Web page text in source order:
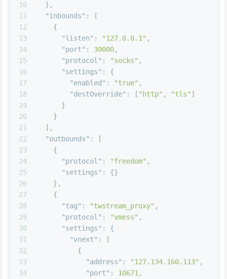
10
11
12
13
14
15
16
17
18
19
20
21
22
23
24
25
26
27
28
29
30
31
32
33
34
} ,
"inbounds" :
[
{
"listen" : "127.0.0.1" ,
"port" : 30000,
"protocol" : "socks" ,
"settings" :
{
"enabled" : "true" ,
"destOverride" : [ "http" , "tls" ]
}
}
] ,
"outbounds" :
[
{
"protocol" : "freedom" ,
"settings" : {}
} ,
{
"tag" : "twstream_proxy" ,
"protocol" : "vmess" ,
"settings" :
{
"vnext" :
[
{
"address" : "127.134.160.113" ,
"port" : 10671,